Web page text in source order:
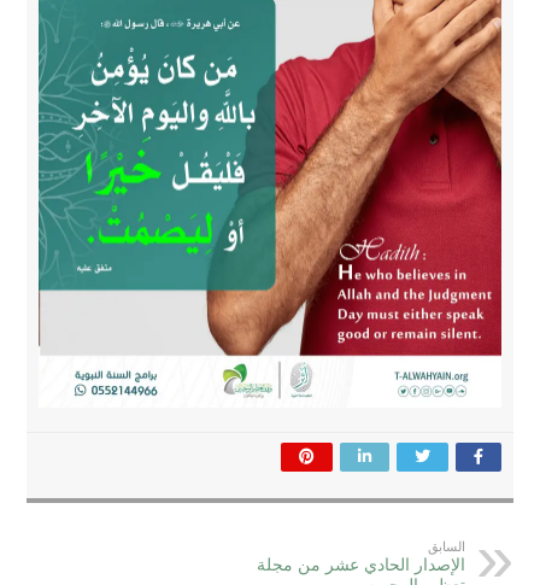
السابق
الإصدار الحادي عشر من مجلة